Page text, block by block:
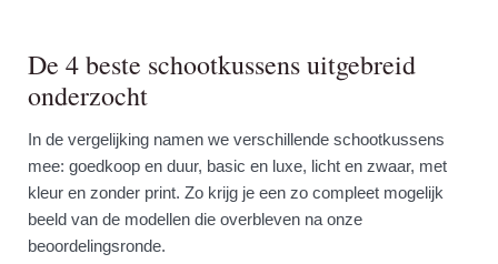
De 4 beste schootkussens uitgebreid
onderzocht
In de vergelijking namen we verschillende schootkussens
mee: goedkoop en duur, basic en luxe, licht en zwaar, met
kleur en zonder print. Zo krijg je een zo compleet mogelijk
beeld van de modellen die overbleven na onze
beoordelingsronde.